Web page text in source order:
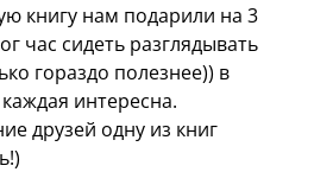
книгу нам подарили на 3
час сидеть разглядывать
гораздо полезнее)) в
интересна.
друзей одну из книг